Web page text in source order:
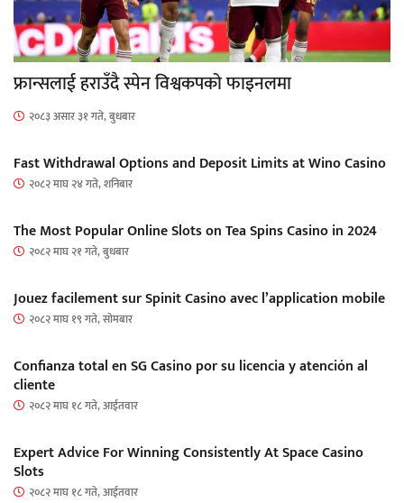
फ्रान्सलाई हराउँदै स्पेन विश्वकपको फाइनलमा
२०८३ असार ३१ गते, बुधबार
Fast Withdrawal Options and Deposit Limits at Wino Casino
२०८२ माघ २४ गते, शनिबार
The Most Popular Online Slots on Tea Spins Casino in 2024
२०८२ माघ २१ गते, बुधबार
Jouez facilement sur Spinit Casino avec l’application mobile
२०८२ माघ १९ गते, सोमबार
Confianza total en SG Casino por su licencia y atención al
cliente
२०८२ माघ १८ गते, आईतवार
Expert Advice For Winning Consistently At Space Casino
Slots
२०८२ माघ १८ गते, आईतवार